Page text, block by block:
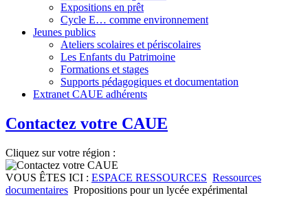
Expositions en prêt
Cycle E… comme environnement
Jeunes publics
Ateliers scolaires et périscolaires
Les Enfants du Patrimoine
Formations et stages
Supports pédagogiques et documentation
Extranet CAUE adhérents
Contactez votre CAUE
Cliquez sur votre région :
VOUS ÊTES ICI : ESPACE RESSOURCES Ressources
documentaires Propositions pour un lycée expérimental